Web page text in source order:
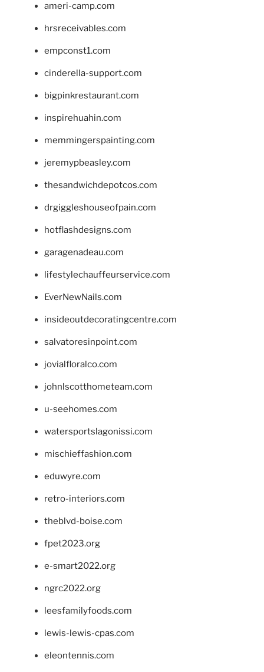
ameri-camp.com
hrsreceivables.com
empconst1.com
cinderella-support.com
bigpinkrestaurant.com
inspirehuahin.com
memmingerspainting.com
jeremypbeasley.com
thesandwichdepotcos.com
drgiggleshouseofpain.com
hotflashdesigns.com
garagenadeau.com
lifestylechauffeurservice.com
EverNewNails.com
insideoutdecoratingcentre.com
salvatoresinpoint.com
jovialfloralco.com
johnlscotthometeam.com
u-seehomes.com
watersportslagonissi.com
mischieffashion.com
eduwyre.com
retro-interiors.com
theblvd-boise.com
fpet2023.org
e-smart2022.org
ngrc2022.org
leesfamilyfoods.com
lewis-lewis-cpas.com
eleontennis.com